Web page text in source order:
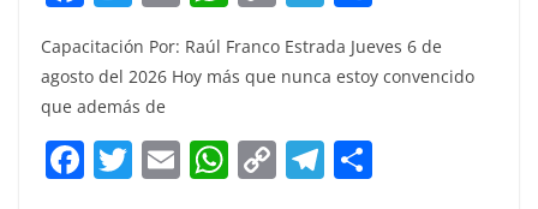
a
c
e
b
o
itt
er
m
ai at
A
p
p
Li
n
el
e
a
m
ar
e
Capacitación Por: Raúl Franco Estrada Jueves 6 de
agosto del 2026 Hoy más que nunca estoy convencido
que además de
F T E W C T